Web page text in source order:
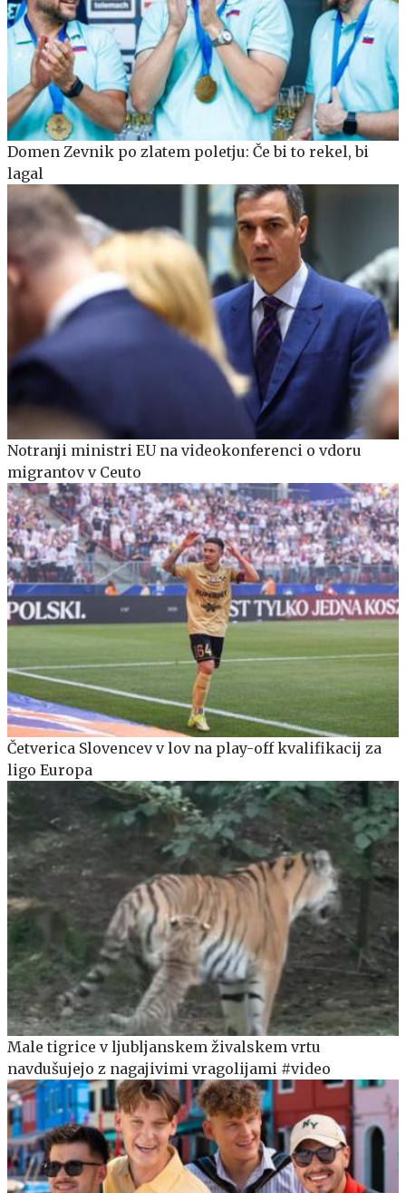
Domen Zevnik po zlatem poletju: Če bi to rekel, bi
lagal
Notranji ministri EU na videokonferenci o vdoru
migrantov v Ceuto
Četverica Slovencev v lov na play-off kvalifikacij za
ligo Europa
Male tigrice v ljubljanskem živalskem vrtu
navdušujejo z nagajivimi vragolijami #video